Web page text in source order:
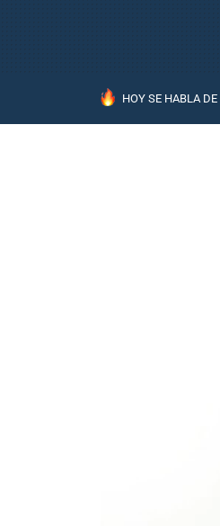
HOY SE HABLA DE